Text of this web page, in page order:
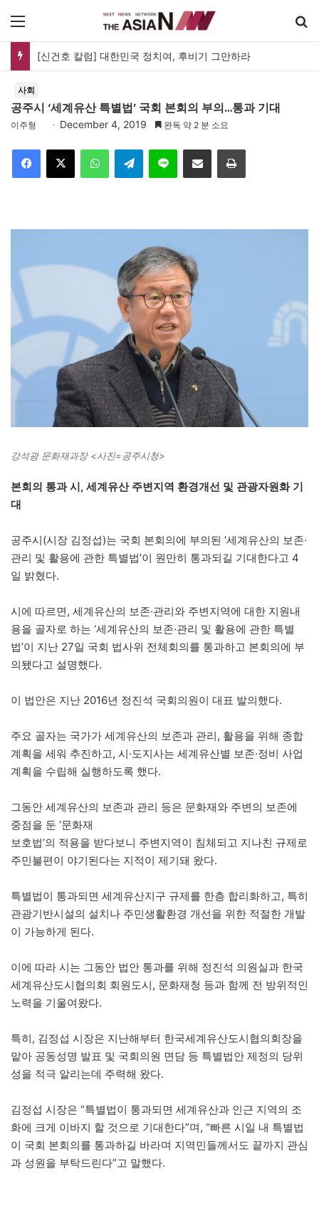
[신건호 칼럼] 대한민국 정치여, 후비기 그만하라
사회
공주시 ‘세계유산 특별법’ 국회 본회의 부의…통과 기대
이주형 December 4, 2019 완독 약 2 분 소요
Telegram 이메일
강석광 문화재과장 <사진=공주시청>
본회의 통과 시, 세계유산 주변지역 환경개선 및 관광자원화 기
대
공주시(시장 김정섭)는 국회 본회의에 부의된 ‘세계유산의 보존·
관리 및 활용에 관한 특별법’이 원만히 통과되길 기대한다고 4
일 밝혔다.
시에 따르면, 세계유산의 보존·관리와 주변지역에 대한 지원내
용을 골자로 하는 ‘세계유산의 보존·관리 및 활용에 관한 특별
법’이 지난 27일 국회 법사위 전체회의를 통과하고 본회의에 부
의됐다고 설명했다.
이 법안은 지난 2016년 정진석 국회의원이 대표 발의했다.
주요 골자는 국가가 세계유산의 보존과 관리, 활용을 위해 종합
계획을 세워 추진하고, 시·도지사는 세계유산별 보존·정비 사업
계획을 수립해 실행하도록 했다.
그동안 세계유산의 보존과 관리 등은 문화재와 주변의 보존에
중점을 둔 ‘문화재
보호법’의 적용을 받다보니 주변지역이 침체되고 지나친 규제로
주민불편이 야기된다는 지적이 제기돼 왔다.
특별법이 통과되면 세계유산지구 규제를 한층 합리화하고, 특히
관광기반시설의 설치나 주민생활환경 개선을 위한 적절한 개발
이 가능하게 된다.
이에 따라 시는 그동안 법안 통과를 위해 정진석 의원실과 한국
세계유산도시협의회 회원도시, 문화재청 등과 함께 전 방위적인
노력을 기울여왔다.
특히, 김정섭 시장은 지난해부터 한국세계유산도시협의회장을
맡아 공동성명 발표 및 국회의원 면담 등 특별법안 제정의 당위
성을 적극 알리는데 주력해 왔다.
김정섭 시장은 “특별법이 통과되면 세계유산과 인근 지역의 조
화에 크게 이바지 할 것으로 기대한다”며, “빠른 시일 내 특별법
이 국회 본회의를 통과하길 바라며 지역민들께서도 끝까지 관심
과 성원을 부탁드린다”고 말했다.